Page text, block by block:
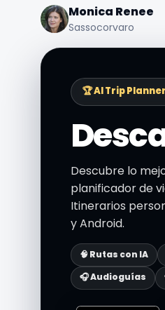
Monica Renee
Sassocorvaro
🏆 AI Trip
Descubre lo
planificador de
Itinerarios
y Android.
🧠 Rutas con IA
🎧 Audioguías